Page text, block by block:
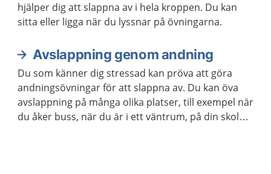
hjälper dig att slappna av i hela kroppen. Du kan
sitta eller ligga när du lyssnar på övningarna.
Avslappning genom andning
Du som känner dig stressad kan pröva att göra
andningsövningar för att slappna av. Du kan öva
avslappning på många olika platser, till exempel när
du åker buss, när du är i ett väntrum, på din skola